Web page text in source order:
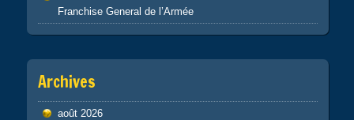
Franchise General de l’Armée
Archives
août 2026